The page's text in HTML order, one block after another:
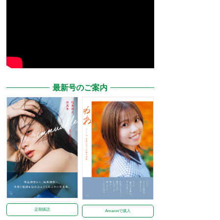
最新号のご案内
定期購読 Amazonで購入